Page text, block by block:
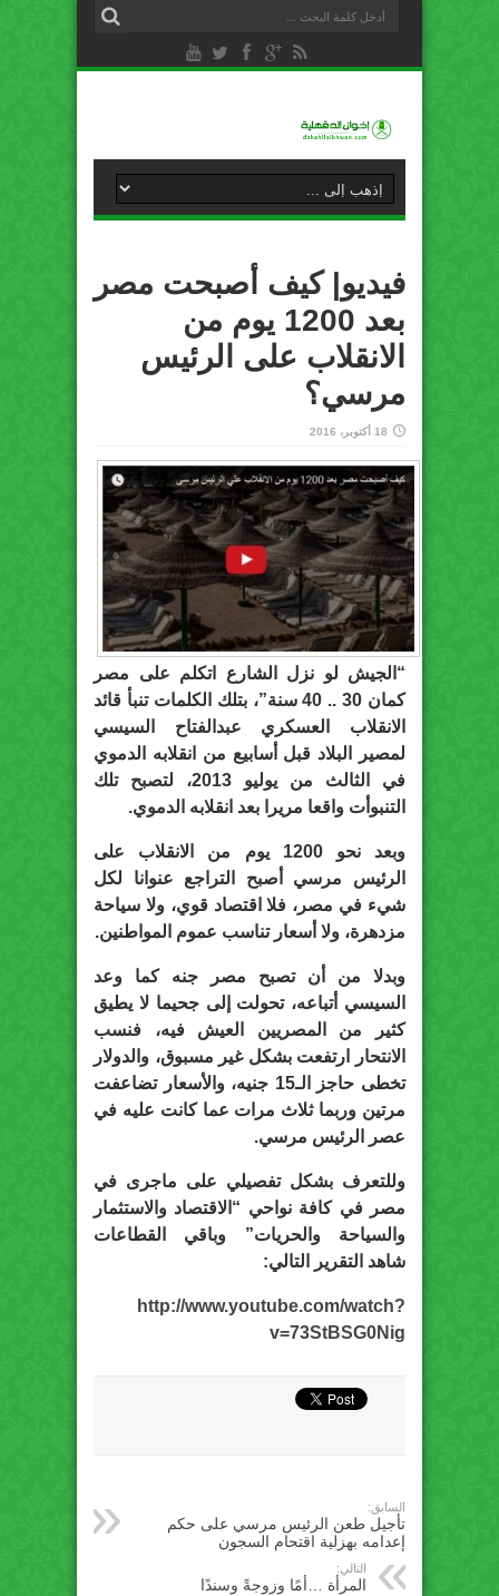
فيديو| كيف أصبحت مصر
بعد 1200 يوم من
الانقلاب على الرئيس
مرسي؟
18 أكتوبر، 2016
“الجيش لو نزل الشارع اتكلم على مصر
كمان 30 .. 40 سنة”، بتلك الكلمات تنبأ قائد
الانقلاب العسكري عبدالفتاح السيسي
لمصير البلاد قبل أسابيع من انقلابه الدموي
في الثالث من يوليو 2013، لتصبح تلك
التنبوأت واقعا مريرا بعد انقلابه الدموي.
وبعد نحو 1200 يوم من الانقلاب على
الرئيس مرسي أصبح التراجع عنوانا لكل
شيء في مصر، فلا اقتصاد قوي، ولا سياحة
مزدهرة، ولا أسعار تناسب عموم المواطنين.
وبدلا من أن تصبح مصر جنه كما وعد
السيسي أتباعه، تحولت إلى جحيما لا يطيق
كثير من المصريين العيش فيه، فنسب
الانتحار ارتفعت بشكل غير مسبوق، والدولار
تخطى حاجز الـ15 جنيه، والأسعار تضاعفت
مرتين وربما ثلاث مرات عما كانت عليه في
عصر الرئيس مرسي.
وللتعرف بشكل تفصيلي على ماجرى في
مصر في كافة نواحي “الاقتصاد والاستثمار
والسياحة والحريات” وباقي القطاعات
شاهد التقرير التالي:
http://www.youtube.com/watch?
v=73StBSG0Nig
السابق:
تأجيل طعن الرئيس مرسي على حكم
إعدامه بهزلية اقتحام السجون
التالي:
المرأة …أمًا وزوجةً وسندًا